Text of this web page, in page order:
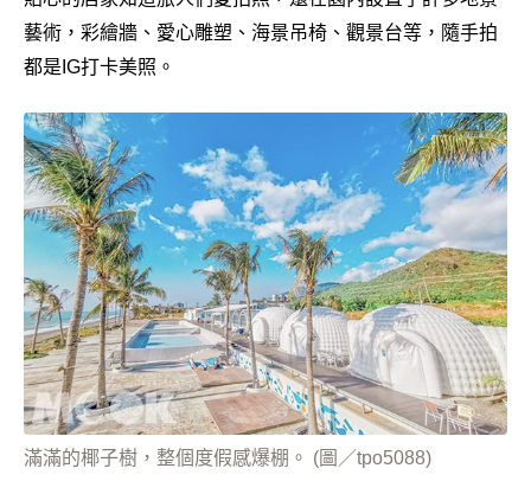
藝術，彩繪牆、愛心雕塑、海景吊椅、觀景台等，隨手拍
都是IG打卡美照。
滿滿的椰子樹，整個度假感爆棚。 (圖／tpo5088)